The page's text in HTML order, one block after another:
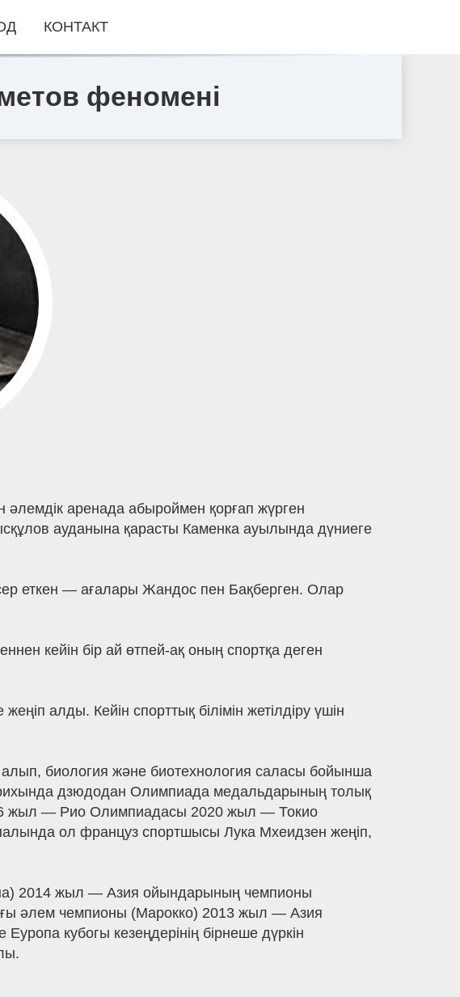
феномені
аренада абыроймен қорғап жүрген
ауданына қарасты Каменка ауылында дүниеге
еткен — ағалары Жандос пен Бақберген. Олар
кейін бір ай өтпей-ақ оның спортқа деген
алды. Кейін спорттық білімін жетілдіру үшін
биология және биотехнология саласы бойынша
дзюдодан Олимпиада медальдарының толық
жыл — Рио Олимпиадасы 2020 жыл — Токио
ол француз спортшысы Лука Мхеидзен жеңіп,
2014 жыл — Азия ойындарының чемпионы
әлем чемпионы (Марокко) 2013 жыл — Азия
кубогы кезеңдерінің бірнеше дүркін
КОНТАКТ